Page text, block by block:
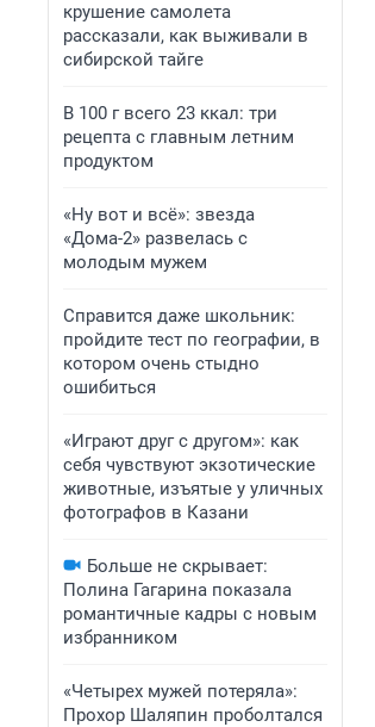
крушение самолета
рассказали, как выживали в
сибирской тайге
В 100 г всего 23 ккал: три
рецепта с главным летним
продуктом
«Ну вот и всё»: звезда
«Дома-2» развелась с
молодым мужем
Справится даже школьник:
пройдите тест по географии, в
котором очень стыдно
ошибиться
«Играют друг с другом»: как
себя чувствуют экзотические
животные, изъятые у уличных
фотографов в Казани
Больше не скрывает:
Полина Гагарина показала
романтичные кадры с новым
избранником
«Четырех мужей потеряла»:
Прохор Шаляпин проболтался